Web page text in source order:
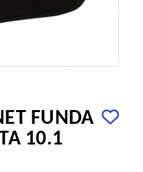
FUNDA
10.1